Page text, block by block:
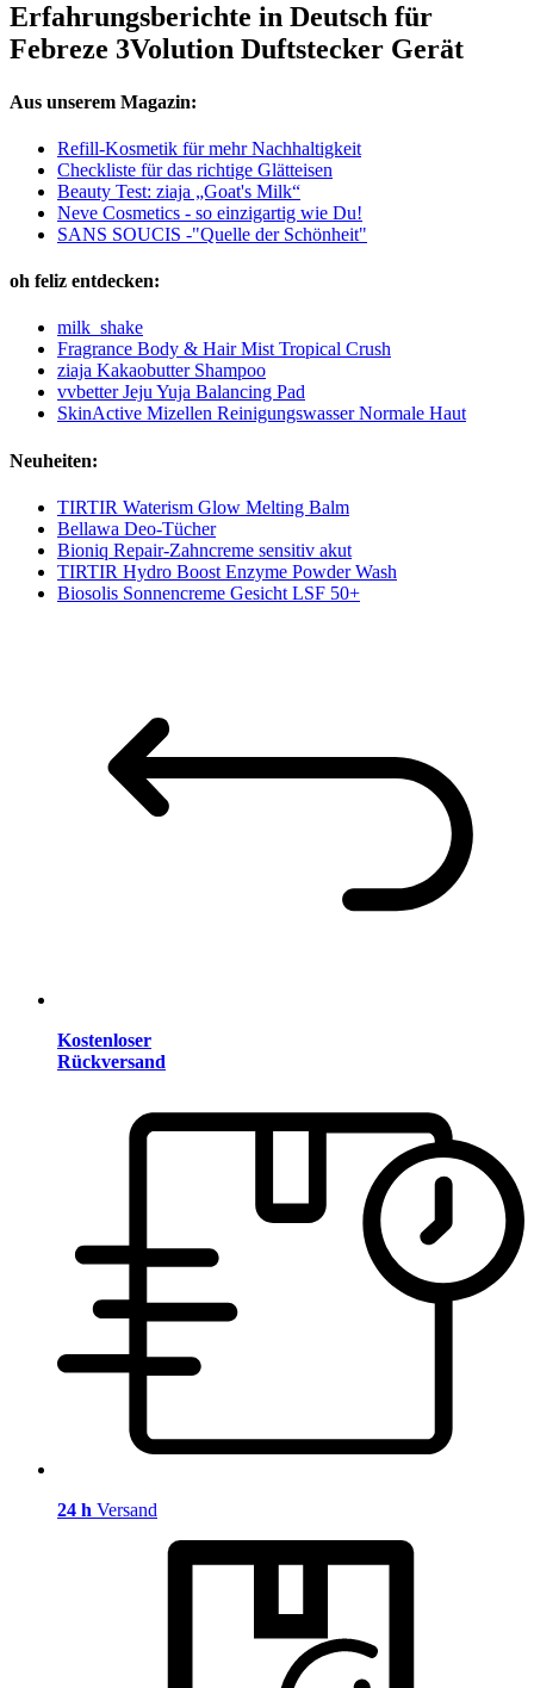
Erfahrungsberichte in Deutsch für
Febreze 3Volution Duftstecker Gerät
Aus unserem Magazin:
Refill-Kosmetik für mehr Nachhaltigkeit
Checkliste für das richtige Glätteisen
Beauty Test: ziaja „Goat's Milk“
Neve Cosmetics - so einzigartig wie Du!
SANS SOUCIS -"Quelle der Schönheit"
oh feliz entdecken:
milk_shake
Fragrance Body & Hair Mist Tropical Crush
ziaja Kakaobutter Shampoo
vvbetter Jeju Yuja Balancing Pad
SkinActive Mizellen Reinigungswasser Normale Haut
Neuheiten:
TIRTIR Waterism Glow Melting Balm
Bellawa Deo-Tücher
Bioniq Repair-Zahncreme sensitiv akut
TIRTIR Hydro Boost Enzyme Powder Wash
Biosolis Sonnencreme Gesicht LSF 50+
Kostenloser
Rückversand
24 h Versand